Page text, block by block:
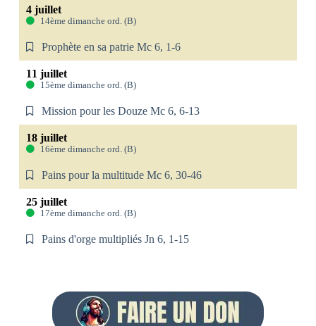
4 juillet
14ème dimanche ord. (B)
Prophète en sa patrie Mc 6, 1-6
11 juillet
15ème dimanche ord. (B)
Mission pour les Douze Mc 6, 6-13
18 juillet
16ème dimanche ord. (B)
Pains pour la multitude Mc 6, 30-46
25 juillet
17ème dimanche ord. (B)
Pains d'orge multipliés Jn 6, 1-15